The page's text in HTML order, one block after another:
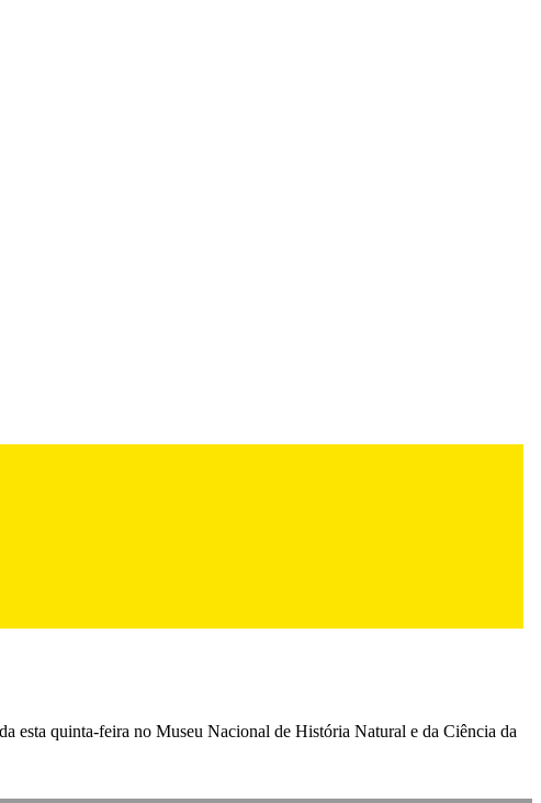
esta quinta-feira no Museu Nacional de História Natural e da Ciência da